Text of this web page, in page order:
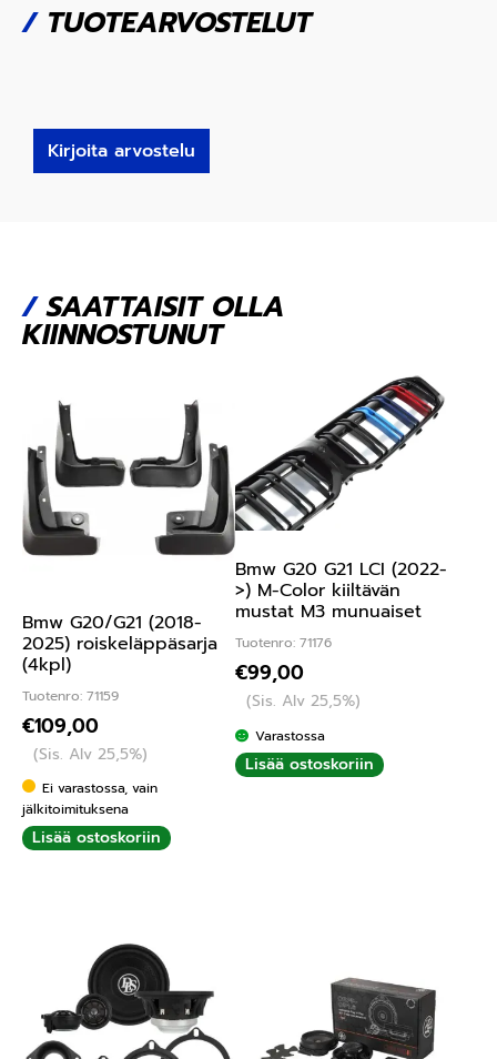
/TUOTEARVOSTELUT
Kirjoita arvostelu
/SAATTAISIT OLLA
KIINNOSTUNUT
Bmw G20/G21 (2018-
2025) roiskeläppäsarja
(4kpl)
Tuotenro: 71159
€109,00
(Sis. Alv 25,5%)
Ei varastossa, vain
jälkitoimituksena
Lisää ostoskoriin
Bmw G20 G21 LCI (2022-
>) M-Color kiiltävän
mustat M3 munuaiset
Tuotenro: 71176
€99,00
(Sis. Alv 25,5%)
Varastossa
Lisää ostoskoriin